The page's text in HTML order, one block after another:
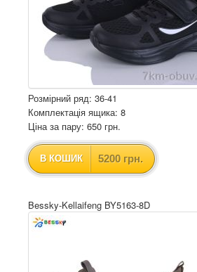
Розмірний ряд: 36-41
Комплектація ящика: 8
Ціна за пару: 650 грн.
В КОШИК 5200 грн.
Bessky-Kellaifeng BY5163-8D